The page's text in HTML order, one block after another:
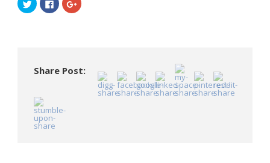
um
über
Fenster
geöffnet)
um
Fenster
geöffnet)
Teilen
geöffnet)
Share Post: